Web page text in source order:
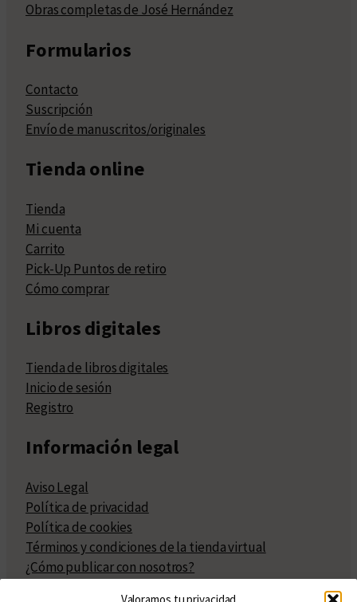
Obras completas de José Hernández
Formularios
Contacto
Suscripción
Envío de manuscritos/originales
Tienda online
Tienda
Mi cuenta
Carrito
Pick-Up Puntos de retiro
Cómo comprar
Libros digitales
Tienda de libros digitales
Inicio de sesión
Registro
Información legal
Aviso Legal
Política de privacidad
Política de cookies
Términos y condiciones de la tienda virtual
¿Cómo publicar con nosotros?